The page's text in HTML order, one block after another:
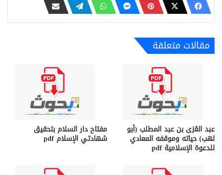
مقالات متعلقة
عبد العُزى بن عبد المطلب (أبو
لهب) حياته وموقفه المعادي
للدعوة الإسلامية pdf
مفتاح دار السلام بتحقيق
شهادتي الإسلام pdf